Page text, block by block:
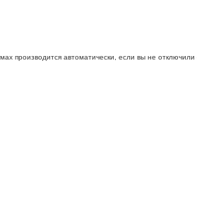
производится автоматически, если вы не